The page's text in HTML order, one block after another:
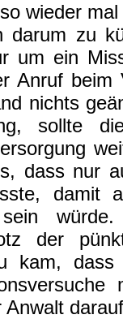
wieder
darum zu
um ein
Anruf beim
nichts
sollte
dass nur
damit
der
kam,